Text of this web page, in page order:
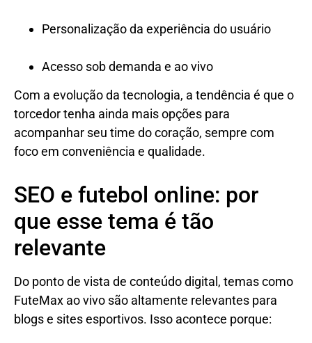
Personalização da experiência do usuário
Acesso sob demanda e ao vivo
Com a evolução da tecnologia, a tendência é que o
torcedor tenha ainda mais opções para
acompanhar seu time do coração, sempre com
foco em conveniência e qualidade.
SEO e futebol online: por
que esse tema é tão
relevante
Do ponto de vista de conteúdo digital, temas como
FuteMax ao vivo são altamente relevantes para
blogs e sites esportivos. Isso acontece porque: